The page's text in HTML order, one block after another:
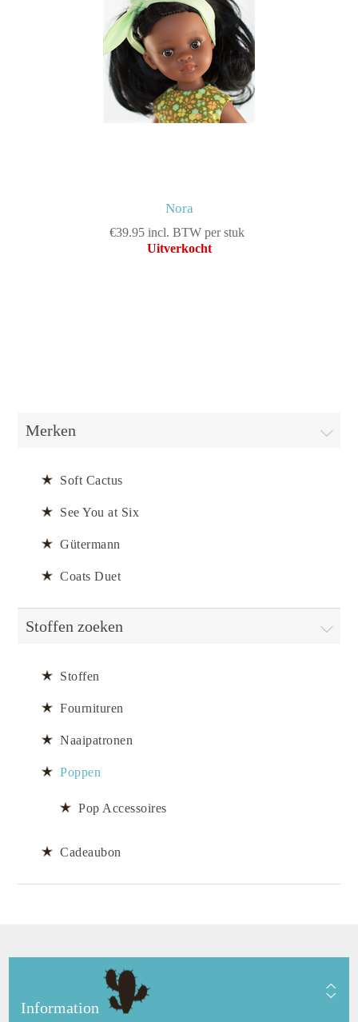
Nora
€39.95 incl. BTW per stuk
Uitverkocht
Merken
Soft Cactus
See You at Six
Gütermann
Coats Duet
Stoffen zoeken
Stoffen
Fournituren
Naaipatronen
Poppen
Pop Accessoires
Cadeaubon
Information